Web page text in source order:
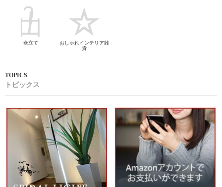
傘立て
おしゃれインテリア雑
貨
トピックス